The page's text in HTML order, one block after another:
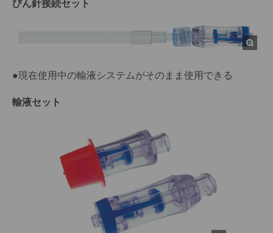
びん針接続セット
●現在使用中の輸液システムがそのまま使用できる
輸液セット